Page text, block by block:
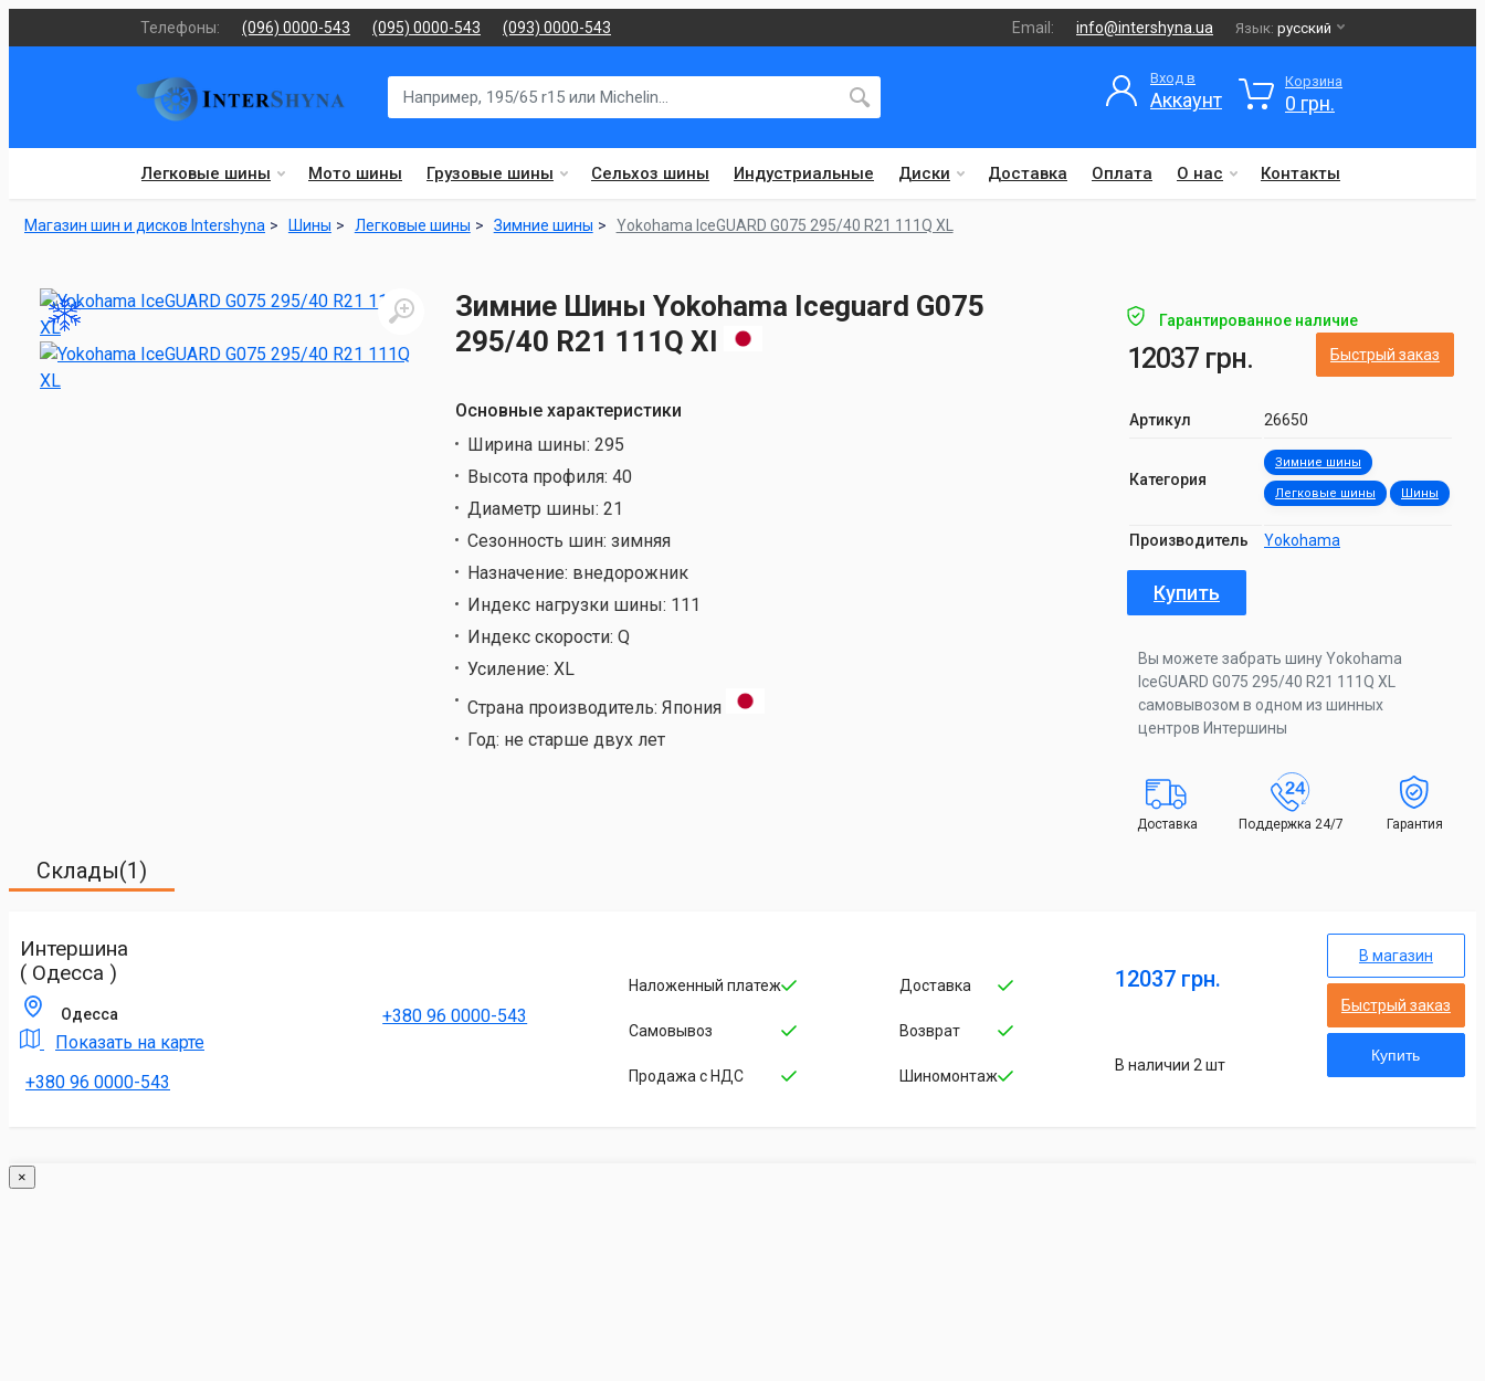
Телефоны: (096) 0000-543 (095) 0000-543 (093) 0000-543 Email: info@intershyna.ua Язык: русский
Легковые шины Мото шины Грузовые шины Сельхоз шины Индустриальные Диски Доставка Оплата О нас Контакты
Вход в
Аккаунт
Корзина
0 грн.
Магазин шин и дисков Intershyna Шины Легковые шины Зимние шины Yokohama IceGUARD G075 295/40 R21 111Q XL
Зимние Шины Yokohama Iceguard G075
295/40 R21 111Q Xl
Основные характеристики
Ширина шины: 295
Высота профиля: 40
Диаметр шины: 21
Сезонность шин: зимняя
Назначение: внедорожник
Индекс нагрузки шины: 111
Индекс скорости: Q
Усиление: XL
Страна производитель: Япония
Год: не старше двух лет
Гарантированное наличие
12037 грн. Быстрый заказ
Артикул 26650
Категория
Зимние шины
Легковые шины Шины
Производитель Yokohama
Купить
Вы можете забрать шину Yokohama
IceGUARD G075 295/40 R21 111Q XL
самовывозом в одном из шинных
центров Интершины
Доставка Поддержка 24/7 Гарантия
Склады(1)
Интершина
( Одесса )
Одесса
Показать на карте
+380 96 0000-543
+380 96 0000-543
Наложенный платеж
Cамовывоз
Продажа с НДС
Доставка
Возврат
Шиномонтаж
12037 грн.
В наличии 2 шт
В магазин
Быстрый заказ
Купить
×